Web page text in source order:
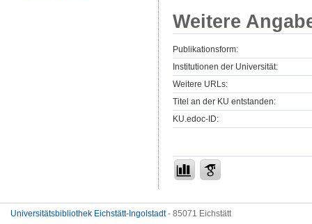
Weitere
Publikationsform:
Institutionen der Universität:
Weitere URLs:
Titel an der KU entstanden:
KU.edoc-ID:
Universitätsbibliothek Eichstätt-Ingolstadt- 85071 Eichstätt